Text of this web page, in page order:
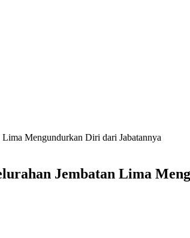
Mengundurkan Diri dari Jabatannya
Jembatan Lima